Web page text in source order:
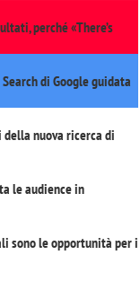
perché «There’s
di Google guidata
nuova ricerca di
le audience in
sono le opportunità per i